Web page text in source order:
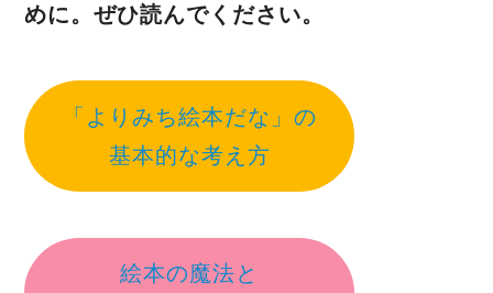
めに。ぜひ読んでください。
「よりみち絵本だな」の
基本的な考え方
絵本の魔法と